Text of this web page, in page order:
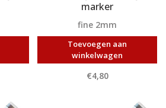
marker
fine 2mm
Toevoegen aan
winkelwagen
€4,80